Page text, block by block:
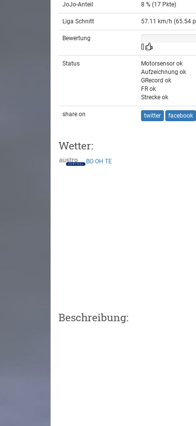
JoJo-Anteil 8 % (17 Pkte)
Liga Schnitt 57.11 km/h (65.54
Bewertung
[]
Status
Motorsensor ok
Aufzeichnung ok
GRecord ok
FR ok
Strecke ok
share on twitter facebook
Wetter:
BO OH TE
Beschreibung: